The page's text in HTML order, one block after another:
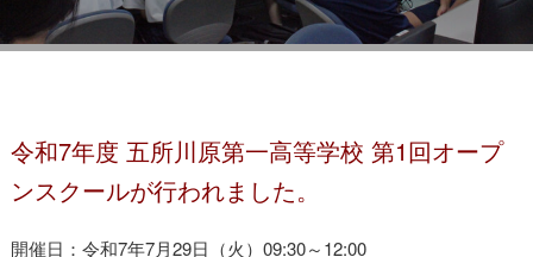
令和7年度 五所川原第一高等学校 第1回オープ
ンスクールが行われました。
開催日：令和7年7月29日（火）09:30～12:00